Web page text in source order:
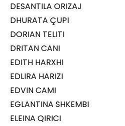
DESANTILA ORIZAJ
DHURATA ÇUPI
DORIAN TELITI
DRITAN CANI
EDITH HARXHI
EDLIRA HARIZI
EDVIN CAMI
EGLANTINA SHKEMBI
ELEINA QIRICI